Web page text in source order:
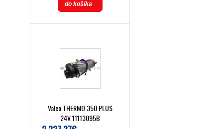
do košíka
Valeo THERMO 350 PLUS
24V 11113095B